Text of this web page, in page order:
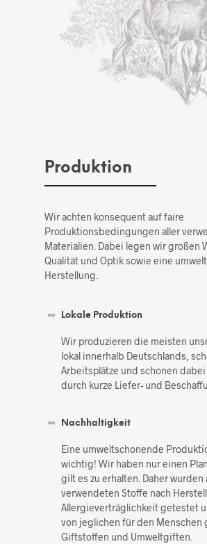
Produktion
Wir achten konsequent auf faire
Produktionsbedingungen aller
Materialien. Dabei legen wir großen
Qualität und Optik sowie eine
Herstellung.
Lokale Produktion
Wir produzieren die meisten
lokal innerhalb Deutschlands,
Arbeitsplätze und schonen
durch kurze Liefer- und
Nachhaltigkeit
Eine umweltschonende
wichtig! Wir haben nur einen
gilt es zu erhalten. Daher wurden
verwendeten Stoffe nach
Allergieverträglichkeit getestet
von jeglichen für den Menschen
Giftstoffen und Umweltgiften.